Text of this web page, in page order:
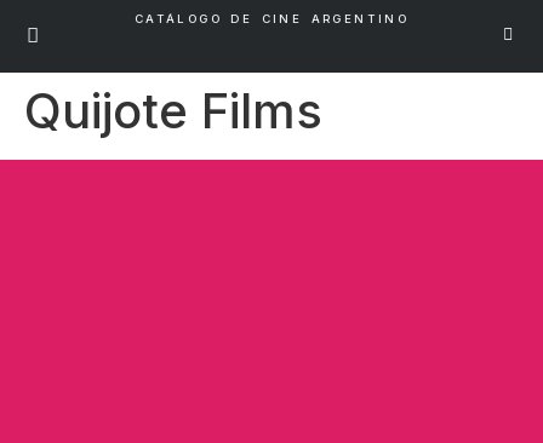
CATÁLOGO DE CINE ARGENTINO
Quijote Films